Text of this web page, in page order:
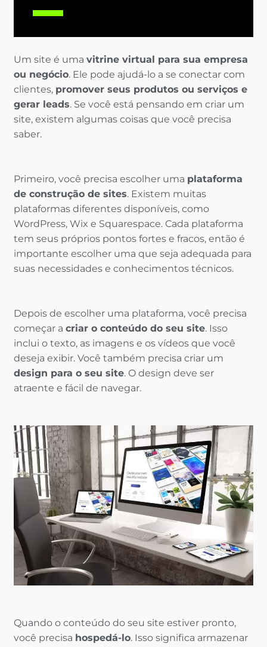
Um site é uma vitrine virtual para sua empresa
ou negócio. Ele pode ajudá-lo a se conectar com
clientes, promover seus produtos ou serviços e
gerar leads. Se você está pensando em criar um
site, existem algumas coisas que você precisa
saber.
Primeiro, você precisa escolher uma plataforma
de construção de sites. Existem muitas
plataformas diferentes disponíveis, como
WordPress, Wix e Squarespace. Cada plataforma
tem seus próprios pontos fortes e fracos, então é
importante escolher uma que seja adequada para
suas necessidades e conhecimentos técnicos.
Depois de escolher uma plataforma, você precisa
começar a criar o conteúdo do seu site. Isso
inclui o texto, as imagens e os vídeos que você
deseja exibir. Você também precisa criar um
design para o seu site. O design deve ser
atraente e fácil de navegar.
Quando o conteúdo do seu site estiver pronto,
você precisa hospedá-lo. Isso significa armazenar